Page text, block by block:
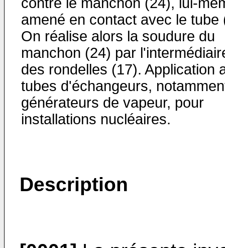
amené en contact avec le tube
On réalise alors la soudure du
manchon (24) par
des rondelles (17). Application
tubes d'échangeurs,
générateurs de vapeur, pour
installations nucléaires.
Description